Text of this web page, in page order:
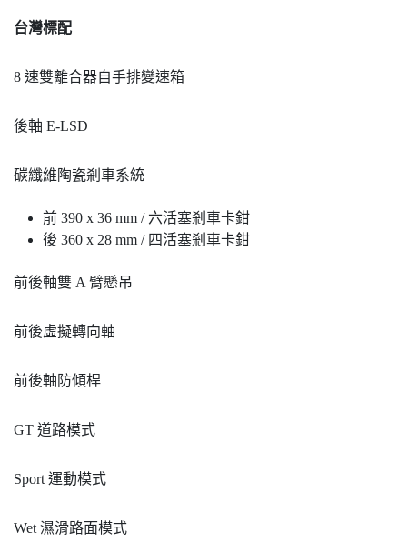
台灣標配
8 速雙離合器自手排變速箱
後軸 E-LSD
碳纖維陶瓷剎車系統
前 390 x 36 mm / 六活塞剎車卡鉗
後 360 x 28 mm / 四活塞剎車卡鉗
前後軸雙 A 臂懸吊
前後虛擬轉向軸
前後軸防傾桿
GT 道路模式
Sport 運動模式
Wet 濕滑路面模式